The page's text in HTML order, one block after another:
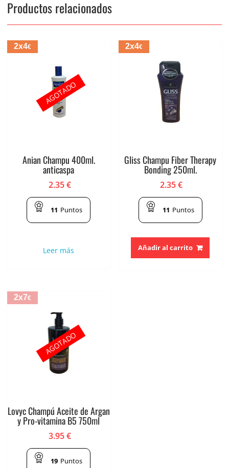
Productos relacionados
2x4€
Anian Champu 400ml.
anticaspa
2.35€
11 Puntos
Leer más
AGOTADO
2x4€
Gliss Champu Fiber Therapy
Bonding 250ml.
2.35€
11 Puntos
Añadir al carrito
2x7€
Lovyc Champú Aceite de Argan
y Pro-vitamina B5 750ml
3.95€
19 Puntos
AGOTADO